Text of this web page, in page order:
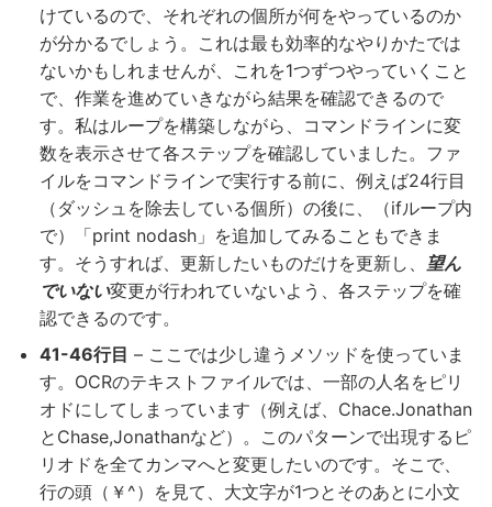
けているので、それぞれの個所が何をやっているのか
が分かるでしょう。これは最も効率的なやりかたでは
ないかもしれませんが、これを1つずつやっていくこと
で、作業を進めていきながら結果を確認できるので
す。私はループを構築しながら、コマンドラインに変
数を表示させて各ステップを確認していました。ファ
イルをコマンドラインで実行する前に、例えば24行目
（ダッシュを除去している個所）の後に、（ifループ内
で）「print nodash」を追加してみることもできま
す。そうすれば、更新したいものだけを更新し、 望ん
でいない変更が行われていないよう、各ステップを確
認できるのです。
41-46行目 – ここでは少し違うメソッドを使っていま
す。OCRのテキストファイルでは、一部の人名をピリ
オドにしてしまっています（例えば、Chace.Jonathan
とChase,Jonathanなど）。このパターンで出現するピ
リオドを全てカンマへと変更したいのです。そこで、
行の頭（￥^）を見て、大文字が1つとそのあとに小文